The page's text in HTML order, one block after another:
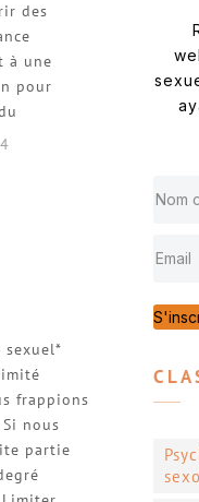
des
à une
pour
frappions
nous
partie